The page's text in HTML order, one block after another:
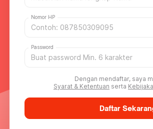
Nomor HP
Password
Dengan mendaftar, saya
Syarat & Ketentuan serta
Daftar